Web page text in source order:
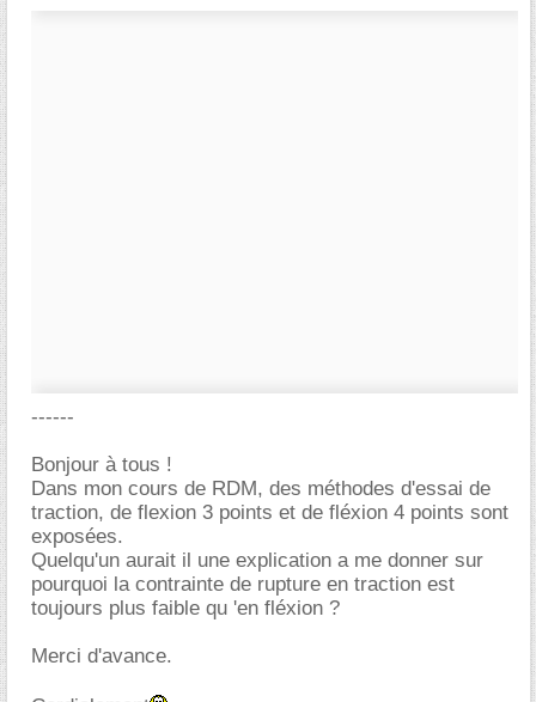
------
Bonjour à tous !
Dans mon cours de RDM, des méthodes d'essai de
traction, de flexion 3 points et de fléxion 4 points sont
exposées.
Quelqu'un aurait il une explication a me donner sur
pourquoi la contrainte de rupture en traction est
toujours plus faible qu 'en fléxion ?
Merci d'avance.